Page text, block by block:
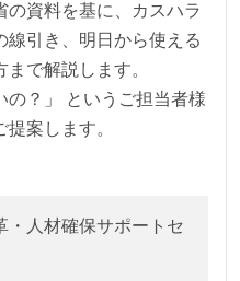
の資料を基に、カスハラ
線引き、明日から使える
で解説します。
の？」 というご担当者様
案します。
・人材確保サポートセ